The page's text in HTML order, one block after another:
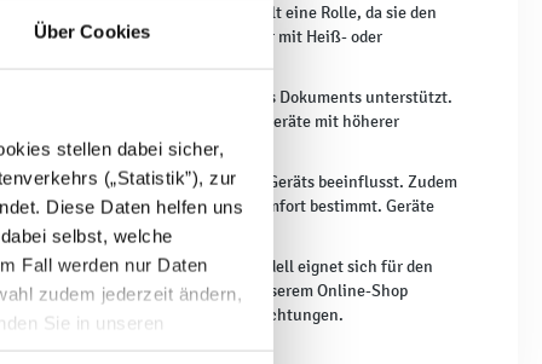
Über Cookies
stellen dabei sicher,
(„Statistik”), zur
Diese Daten helfen uns
selbst, welche
Fall werden nur Daten
zudem jederzeit ändern,
Sie in unseren
die maximale Folienstärke spielt eine Rolle, da sie den
Laminiergeräte können entweder mit Heiß- oder
und bei falschem Einlegen des Dokuments unterstützt.
in stark frequentierten Bereichen Geräte mit höherer
Metall, was die Haltbarkeit des Geräts beeinflusst. Zudem
es die Präzision und den Bedienkomfort bestimmt. Geräte
der Arbeitsparameter.
Einsatzbereich ab – ein anderes Modell eignet sich für den
oder große Büros. In unserem Online-Shop
der Nutzung in Bildungseinrichtungen.